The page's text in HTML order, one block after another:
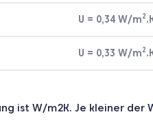
U = 0,34 W/m2
U = 0,33 W/m2
ist W/m2K. Je kleiner